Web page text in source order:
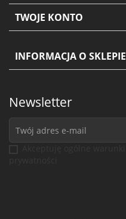
TWOJE KONTO
INFORMACJA O SKLEPIE
Newsletter